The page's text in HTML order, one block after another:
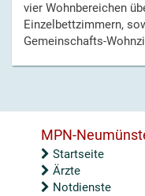
vier Wohnbereichen
Einzelbettzimmern,
Gemeinschafts-
MPN-
Startseite
Ärzte
Notdienste